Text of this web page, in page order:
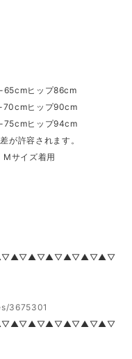
65cmヒップ86cm
70cmヒップ90cm
75cmヒップ94cm
が許容されます。
Mサイズ着用
3675301